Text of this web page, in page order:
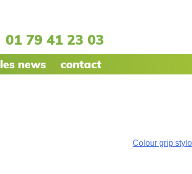
01 79 41 23 03
les news contact
Colour grip stylo